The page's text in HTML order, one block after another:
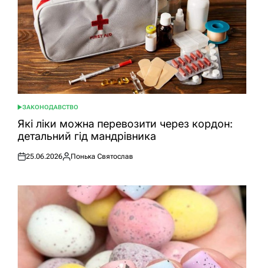
ОПУБЛІКУВАТИ
У
ЗАКОНОДАВСТВО
Які ліки можна перевозити через кордон:
детальний гід мандрівника
Оприлюднено
25.06.2026
Опубліковано
Понька Святослав